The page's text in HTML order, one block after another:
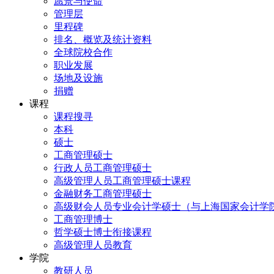
管理层
里程碑
排名、概览及统计资料
全球院校合作
职业发展
场地及设施
捐赠
课程
课程搜寻
本科
硕士
工商管理硕士
行政人员工商管理硕士
高级管理人员工商管理硕士课程
金融财务工商管理硕士
高级财会人员专业会计学硕士（与上海国家会计学
工商管理博士
哲学硕士博士衔接课程
高级管理人员教育
学院
教研人员